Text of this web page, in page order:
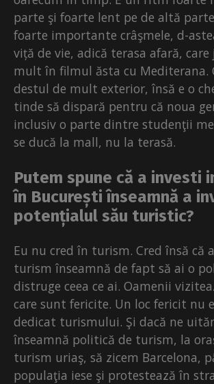
parte şi foarte lent pe de altă
foarte importante crâşmele, d-
viță de vie, adică terasa afară, care
mult în filmul ăsta cu Mediterana.
destul de mult exterior, însă e o
tinde să dispară pentru că noua
inclusiv o parte dintre studenţii
se ducă la mall, nu la terasă.
Putem spune că a investi
în București înseamnă a
potențialul său turistic?
Eu nu cred în turism. Cred însă că
turism înseamnă de fapt să ai o
distruge ceea ce ai. Oamenii
care sunt fericite. Un loc fericit nu
dedicat turismului. Şi dacă ne
înseamnă politică de turism, la
turism uriaş, să zicem Barcelona,
populaţia iese şi protestează în